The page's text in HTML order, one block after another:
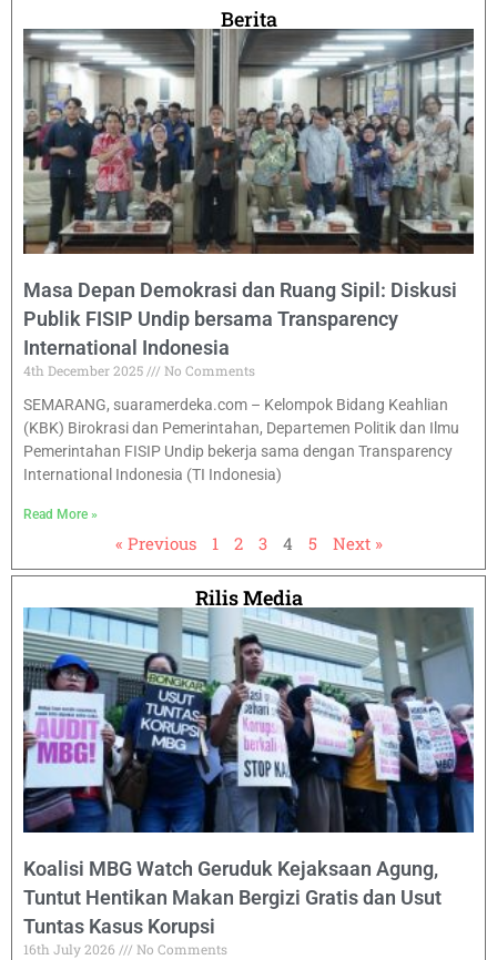
Berita
Masa Depan Demokrasi dan Ruang Sipil: Diskusi
Publik FISIP Undip bersama Transparency
International Indonesia
4th December 2025
No Comments
SEMARANG, suaramerdeka.com – Kelompok Bidang Keahlian
(KBK) Birokrasi dan Pemerintahan, Departemen Politik dan Ilmu
Pemerintahan FISIP Undip bekerja sama dengan Transparency
International Indonesia (TI Indonesia)
Read More »
« Previous 1 2 3 4 5 Next »
Rilis Media
Koalisi MBG Watch Geruduk Kejaksaan Agung,
Tuntut Hentikan Makan Bergizi Gratis dan Usut
Tuntas Kasus Korupsi
16th July 2026
No Comments